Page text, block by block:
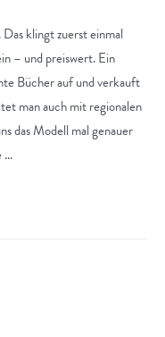
klingt zuerst einmal
– und preiswert. Ein
Bücher auf und verkauft
man auch mit regionalen
das Modell mal genauer
…